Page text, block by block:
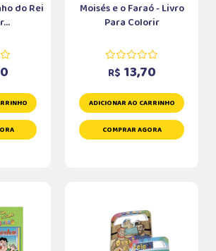
do Rei
Moisés e o Faraó - Livro
Para Colorir
R$ 13,70
ADICIONAR AO CARRINHO
COMPRAR AGORA